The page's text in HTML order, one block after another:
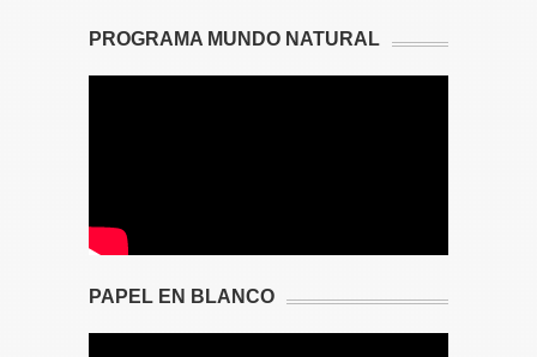
PROGRAMA MUNDO NATURAL
PAPEL EN BLANCO